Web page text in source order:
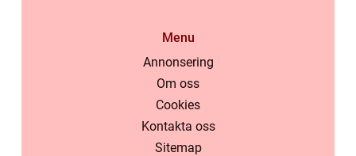
Menu
Annonsering
Om oss
Cookies
Kontakta oss
Sitemap